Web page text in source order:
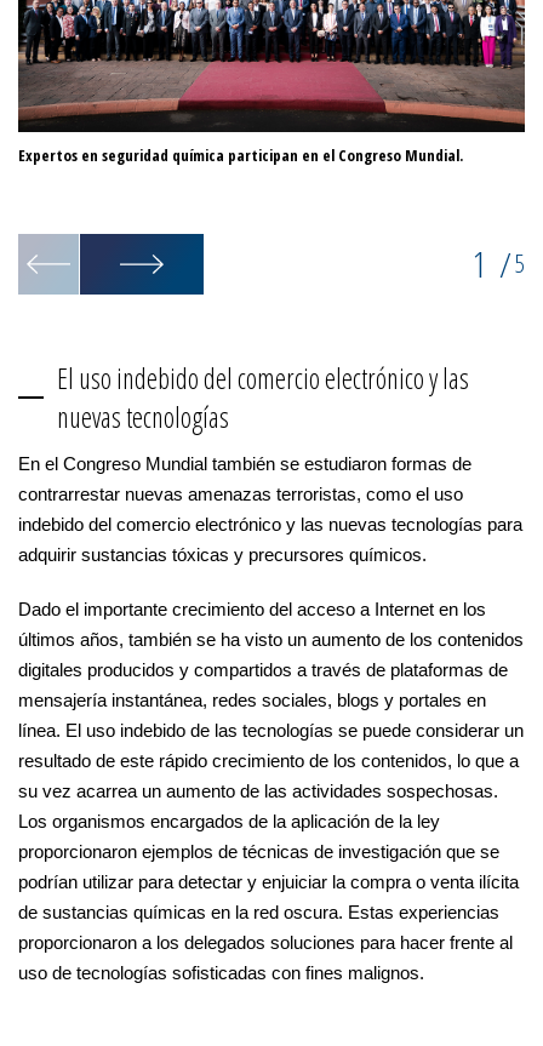
Expertos en seguridad química participan en el Congreso Mundial.
1 /5
El uso indebido del comercio electrónico y las
nuevas tecnologías
En el Congreso Mundial también se estudiaron formas de
contrarrestar nuevas amenazas terroristas, como el uso
indebido del comercio electrónico y las nuevas tecnologías para
adquirir sustancias tóxicas y precursores químicos.
Dado el importante crecimiento del acceso a Internet en los
últimos años, también se ha visto un aumento de los contenidos
digitales producidos y compartidos a través de plataformas de
mensajería instantánea, redes sociales, blogs y portales en
línea. El uso indebido de las tecnologías se puede considerar un
resultado de este rápido crecimiento de los contenidos, lo que a
su vez acarrea un aumento de las actividades sospechosas.
Los organismos encargados de la aplicación de la ley
proporcionaron ejemplos de técnicas de investigación que se
podrían utilizar para detectar y enjuiciar la compra o venta ilícita
de sustancias químicas en la red oscura. Estas experiencias
proporcionaron a los delegados soluciones para hacer frente al
uso de tecnologías sofisticadas con fines malignos.